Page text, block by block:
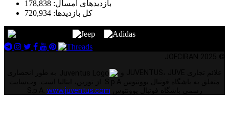
بازدیدهای امسال: 178,838
کل بازدیدها: 720,934
www.juventus.com